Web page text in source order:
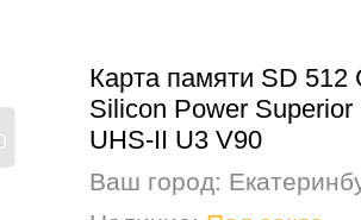
Карта памяти SD 512
Silicon Power Superior
UHS-II U3 V90
Ваш город: